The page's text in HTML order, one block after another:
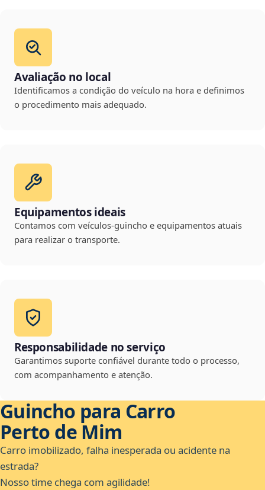
Avaliação no local
Identificamos a condição do veículo na hora e definimos
o procedimento mais adequado.
Equipamentos ideais
Contamos com veículos-guincho e equipamentos atuais
para realizar o transporte.
Responsabilidade no serviço
Garantimos suporte confiável durante todo o processo,
com acompanhamento e atenção.
Guincho para Carro
Perto de Mim
Carro imobilizado, falha inesperada ou acidente na
estrada?
Nosso time chega com agilidade!